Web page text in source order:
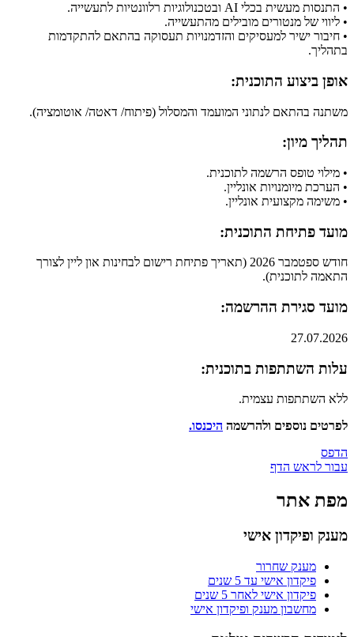
• התנסות מעשית בכלי AI ובטכנולוגיות רלוונטיות לתעשייה.
• ליווי של מנטורים מובילים מהתעשייה.
• חיבור ישיר למעסיקים והזדמנויות תעסוקה בהתאם להתקדמות
בתהליך.
אופן ביצוע התוכנית:
משתנה בהתאם לנתוני המועמד והמסלול (פיתוח/ דאטה/ אוטומציה).
תהליך מיון:
• מילוי טופס הרשמה לתוכנית.
• הערכת מיומנויות אונליין.
•​ משימה מקצועית אונליין.
מועד פתיחת התוכנית:
חודש ספטמבר 2026​ (תאריך פ​תיחת רישום לבחינות און ליין לצורך
התאמה לתוכנית).​
מועד סגירת ההרשמה:
27.07.2026
עלות השתתפות בתוכנית:
ללא השתתפות עצמית.
לפרטים נוספים ולהרשמה היכנסו​.
הדפס
עבור לראש הדף
מפת אתר
מענק ופיקדון אישי
מענק שחרור
פיקדון אישי עד 5 שנים
פיקדון אישי לאחר 5 שנים
מחשבון מענק ופיקדון אישי